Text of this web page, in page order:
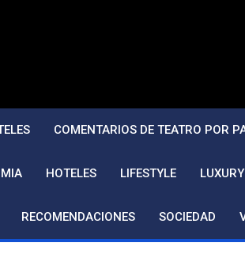
COMENTARIOS DE TEATRO POR
HOTELES LIFESTYLE LUXURY
RECOMENDACIONES SOCIEDAD